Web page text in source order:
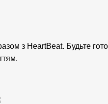
з HeartBeat. Будьте